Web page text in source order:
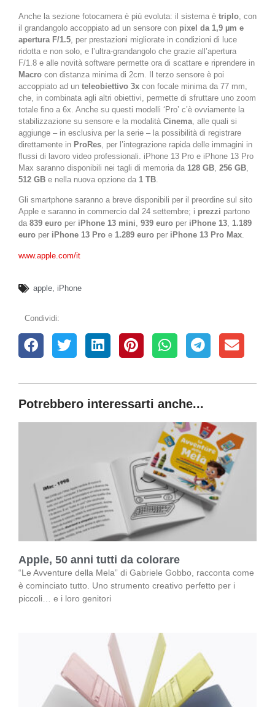
Anche la sezione fotocamera è più evoluta: il sistema è triplo, con
il grandangolo accoppiato ad un sensore con pixel da 1,9 µm e
apertura F/1.5, per prestazioni migliorate in condizioni di luce
ridotta e non solo, e l’ultra-grandangolo che grazie all’apertura
F/1.8 e alle novità software permette ora di scattare e riprendere in
Macro con distanza minima di 2cm. Il terzo sensore è poi
accoppiato ad un teleobiettivo 3x con focale minima da 77 mm,
che, in combinata agli altri obiettivi, permette di sfruttare uno zoom
totale fino a 6x. Anche su questi modelli ‘Pro’ c’è ovviamente la
stabilizzazione su sensore e la modalità Cinema, alle quali si
aggiunge – in esclusiva per la serie – la possibilità di registrare
direttamente in ProRes, per l’integrazione rapida delle immagini in
flussi di lavoro video professionali. iPhone 13 Pro e iPhone 13 Pro
Max saranno disponibili nei tagli di memoria da 128 GB, 256 GB,
512 GB e nella nuova opzione da 1 TB.
Gli smartphone saranno a breve disponibili per il preordine sul sito
Apple e saranno in commercio dal 24 settembre; i prezzi partono
da 839 euro per iPhone 13 mini, 939 euro per iPhone 13, 1.189
euro per iPhone 13 Pro e 1.289 euro per iPhone 13 Pro Max.
www.apple.com/it
apple, iPhone
Condividi:
Potrebbero interessarti anche...
Apple, 50 anni tutti da colorare
“Le Avventure della Mela” di Gabriele Gobbo, racconta come
è cominciato tutto. Uno strumento creativo perfetto per i
piccoli… e i loro genitori